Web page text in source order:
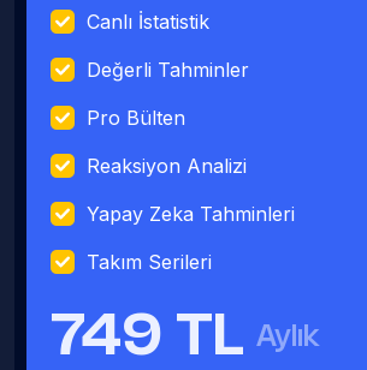
Canlı İstatistik
Değerli Tahminler
Pro Bülten
Reaksiyon Analizi
Yapay Zeka Tahminleri
Takım Serileri
749 TL Aylık